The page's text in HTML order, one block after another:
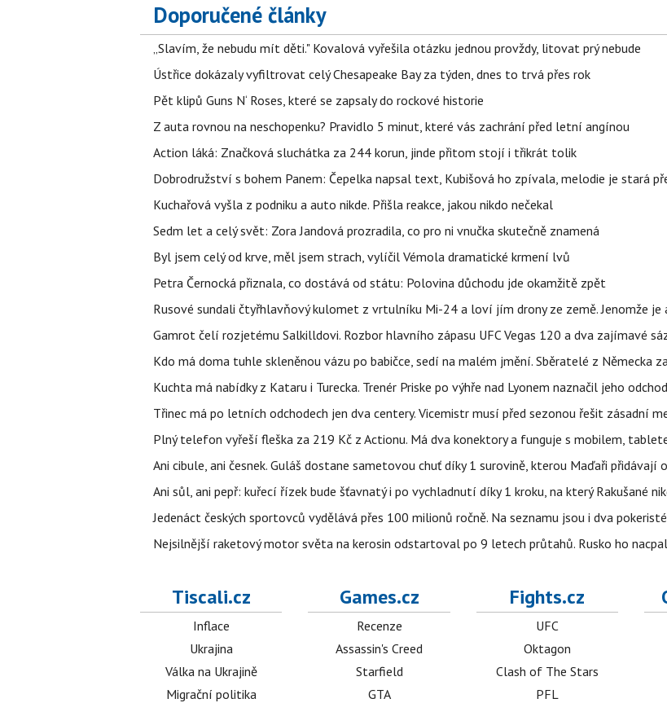
Doporučené články
„Slavím, že nebudu mít děti." Kovalová vyřešila otázku jednou provždy, litovat prý nebude
Ústřice dokázaly vyfiltrovat celý Chesapeake Bay za týden, dnes to trvá přes rok
Pět klipů Guns N‘ Roses, které se zapsaly do rockové historie
Z auta rovnou na neschopenku? Pravidlo 5 minut, které vás zachrání před letní angínou
Action láká: Značková sluchátka za 244 korun, jinde přitom stojí i třikrát tolik
Dobrodružství s bohem Panem: Čepelka napsal text, Kubišová ho zpívala, melodie je stará
Kuchařová vyšla z podniku a auto nikde. Přišla reakce, jakou nikdo nečekal
Sedm let a celý svět: Zora Jandová prozradila, co pro ni vnučka skutečně znamená
Byl jsem celý od krve, měl jsem strach, vylíčil Vémola dramatické krmení lvů
Petra Černocká přiznala, co dostává od státu: Polovina důchodu jde okamžitě zpět
Rusové sundali čtyřhlavňový kulomet z vrtulníku Mi-24 a loví jím drony ze země. Jenomže je
Gamrot čelí rozjetému Salkilldovi. Rozbor hlavního zápasu UFC Vegas 120 a dva zajímavé
Kdo má doma tuhle skleněnou vázu po babičce, sedí na malém jmění. Sběratelé z Německa
Kuchta má nabídky z Kataru i Turecka. Trenér Priske po výhře nad Lyonem naznačil jeho
Třinec má po letních odchodech jen dva centery. Vicemistr musí před sezonou řešit zásadní
Plný telefon vyřeší fleška za 219 Kč z Actionu. Má dva konektory a funguje s mobilem,
Ani cibule, ani česnek. Guláš dostane sametovou chuť díky 1 surovině, kterou Maďaři přidávají
Ani sůl, ani pepř: kuřecí řízek bude šťavnatý i po vychladnutí díky 1 kroku, na který Rakušané
Jedenáct českých sportovců vydělává přes 100 milionů ročně. Na seznamu jsou i dva
Nejsilnější raketový motor světa na kerosin odstartoval po 9 letech průtahů. Rusko ho
Tiscali.cz
Inflace
Ukrajina
Válka na Ukrajině
Migrační politika
Games.cz
Recenze
Assassin's Creed
Starfield
GTA
Fights.cz
UFC
Oktagon
Clash of The Stars
PFL